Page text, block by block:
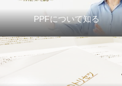
PPFについて知る